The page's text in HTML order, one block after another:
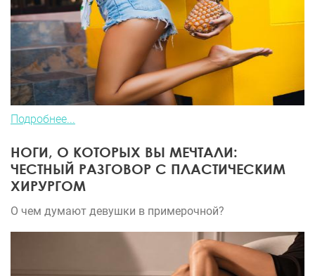
Подробнее...
НОГИ, О КОТОРЫХ ВЫ МЕЧТАЛИ:
ЧЕСТНЫЙ РАЗГОВОР С ПЛАСТИЧЕСКИМ
ХИРУРГОМ
О чем думают девушки в примерочной?